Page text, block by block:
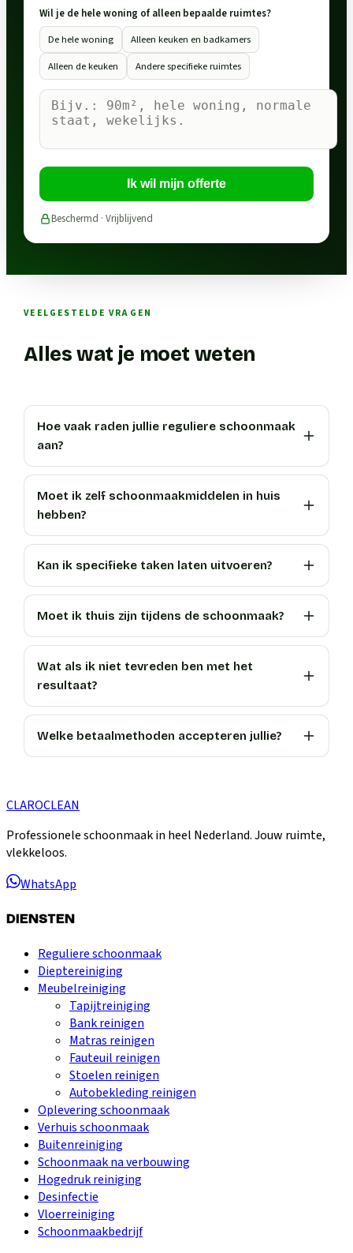
Wil je de hele woning of alleen bepaalde ruimtes?
De hele woning
Alleen keuken en badkamers
Alleen de keuken
Andere specifieke ruimtes
Ik wil mijn offerte
Beschermd · Vrijblijvend
VEELGESTELDE VRAGEN
Alles wat je moet weten
Hoe vaak raden jullie reguliere schoonmaak
aan?
Moet ik zelf schoonmaakmiddelen in huis
hebben?
Kan ik specifieke taken laten uitvoeren?
Moet ik thuis zijn tijdens de schoonmaak?
Wat als ik niet tevreden ben met het
resultaat?
Welke betaalmethoden accepteren jullie?
CLAROCLEAN
Professionele schoonmaak in heel Nederland. Jouw ruimte,
vlekkeloos.
WhatsApp
DIENSTEN
Reguliere schoonmaak
Dieptereiniging
Meubelreiniging
Tapijtreiniging
Bank reinigen
Matras reinigen
Fauteuil reinigen
Stoelen reinigen
Autobekleding reinigen
Oplevering schoonmaak
Verhuis schoonmaak
Buitenreiniging
Schoonmaak na verbouwing
Hogedruk reiniging
Desinfectie
Vloerreiniging
Schoonmaakbedrijf